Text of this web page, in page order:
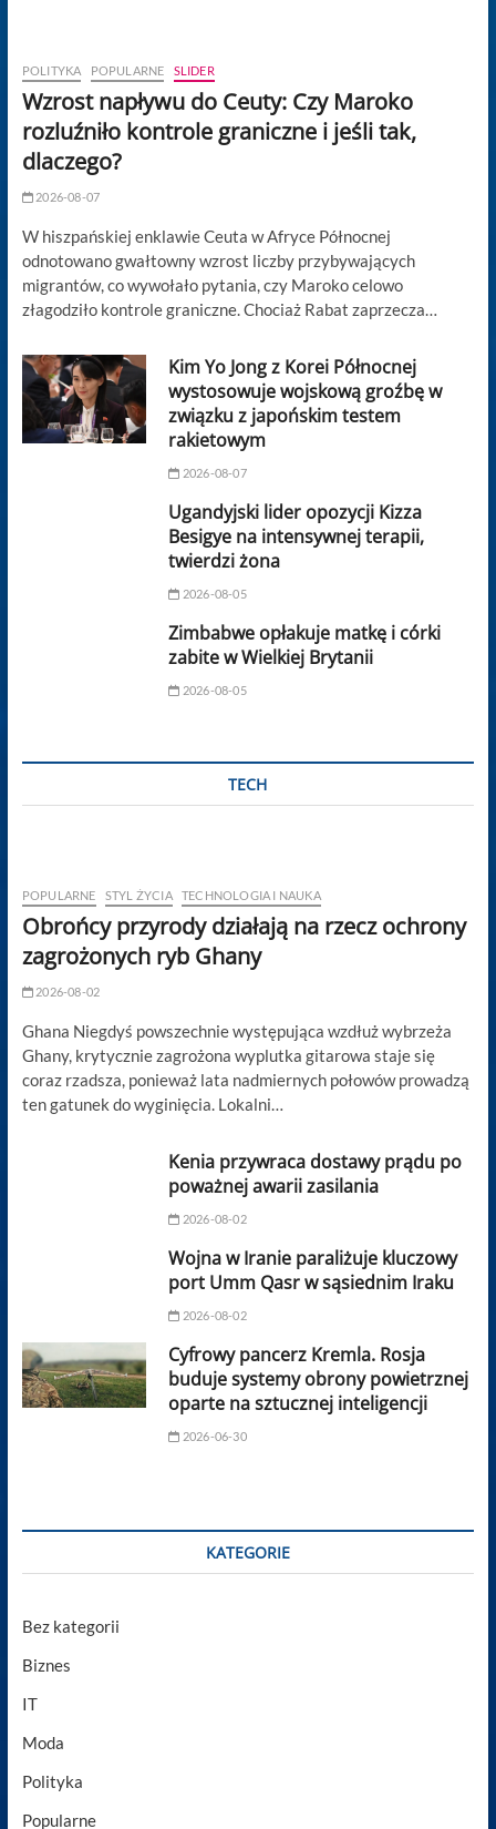
POLITYKA POPULARNE SLIDER
Wzrost napływu do Ceuty: Czy Maroko
rozluźniło kontrole graniczne i jeśli tak,
dlaczego?
2026-08-07
W hiszpańskiej enklawie Ceuta w Afryce Północnej
odnotowano gwałtowny wzrost liczby przybywających
migrantów, co wywołało pytania, czy Maroko celowo
złagodziło kontrole graniczne. Chociaż Rabat zaprzecza…
Kim Yo Jong z Korei Północnej
wystosowuje wojskową groźbę w
związku z japońskim testem
rakietowym
2026-08-07
Ugandyjski lider opozycji Kizza
Besigye na intensywnej terapii,
twierdzi żona
2026-08-05
Zimbabwe opłakuje matkę i córki
zabite w Wielkiej Brytanii
2026-08-05
TECH
POPULARNE STYL ŻYCIA TECHNOLOGIA I NAUKA
Obrońcy przyrody działają na rzecz ochrony
zagrożonych ryb Ghany
2026-08-02
Ghana Niegdyś powszechnie występująca wzdłuż wybrzeża
Ghany, krytycznie zagrożona wyplutka gitarowa staje się
coraz rzadsza, ponieważ lata nadmiernych połowów prowadzą
ten gatunek do wyginięcia. Lokalni…
Kenia przywraca dostawy prądu po
poważnej awarii zasilania
2026-08-02
Wojna w Iranie paraliżuje kluczowy
port Umm Qasr w sąsiednim Iraku
2026-08-02
Cyfrowy pancerz Kremla. Rosja
buduje systemy obrony powietrznej
oparte na sztucznej inteligencji
2026-06-30
KATEGORIE
Bez kategorii
Biznes
IT
Moda
Polityka
Popularne